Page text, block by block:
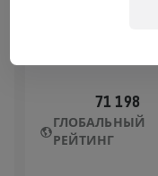
71 198
ГЛОБАЛЬНЫЙ
РЕЙТИНГ